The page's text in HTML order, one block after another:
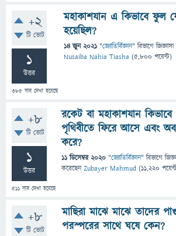
+2
টি ভোট
1
উত্তর
385 বার দেখা হয়েছে
মহাকাশযান এ কিভাবে ফুল
হয়েছিল?
14 জুন 2021 "জ্যোতির্বিজ্ঞান" বিভাগে জিজ্ঞাসা
Nusaiba Nahia Tiasha (5,800 পয়েন্ট)
+8
টি ভোট
1
উত্তর
511 বার দেখা হয়েছে
রকেট বা মহাকাশযান কিভাবে
পৃথিবীতে ফিরে আসে এবং
করে?
11 ডিসেম্বর 2020 "জ্যোতির্বিজ্ঞান" বিভাগে
করেছেনZubayer Mahmud (11,220
+8
টি ভোট
মাছিরা মাঝে মাঝে তাদের
পরস্পরের সাথে ঘষে কেন?